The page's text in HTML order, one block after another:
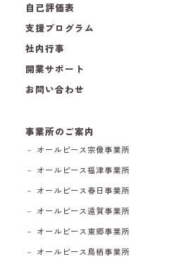
自己評価表
支援プログラム
社内行事
開業サポート
お問い合わせ
事業所のご案内
－ オールピース宗像事業所
－ オールピース福津事業所
－ オールピース春日事業所
－ オールピース遠賀事業所
－ オールピース東郷事業所
－ オールピース鳥栖事業所